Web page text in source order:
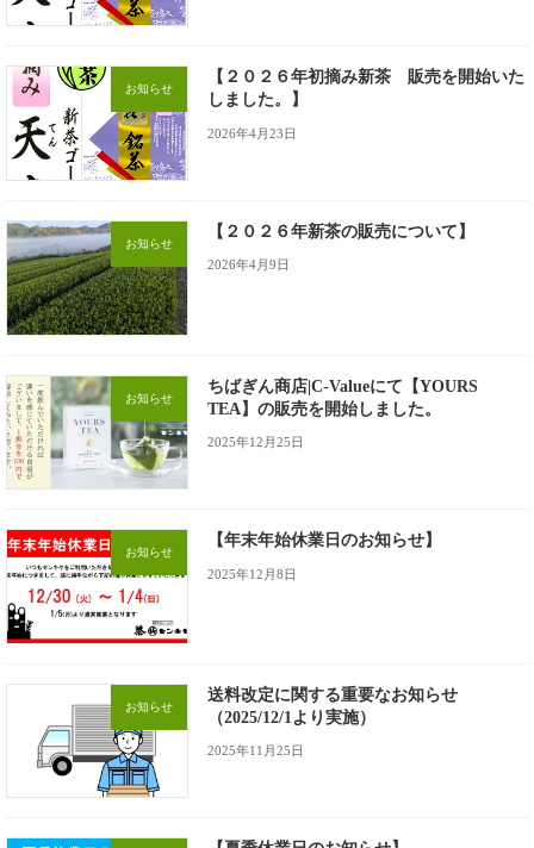
お知らせ
【２０２６年初摘み新茶 販売を開始いた
しました。】
2026年4月23日
お知らせ
【２０２６年新茶の販売について】
2026年4月9日
お知らせ
ちばぎん商店|C-Valueにて【YOURS
TEA】の販売を開始しました。
2025年12月25日
お知らせ
【年末年始休業日のお知らせ】
2025年12月8日
お知らせ
送料改定に関する重要なお知らせ
（2025/12/1より実施）
2025年11月25日